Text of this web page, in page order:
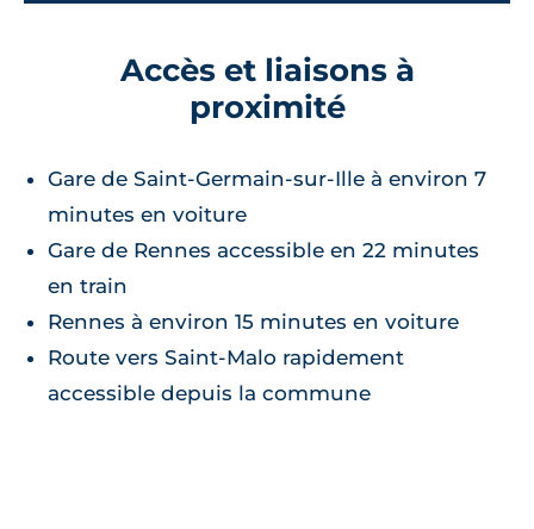
Accès et liaisons à
proximité
Gare de Saint-Germain-sur-Ille à environ 7
minutes en voiture
Gare de Rennes accessible en 22 minutes
en train
Rennes à environ 15 minutes en voiture
Route vers Saint-Malo rapidement
accessible depuis la commune